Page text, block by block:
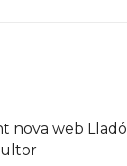
nova web Lladó